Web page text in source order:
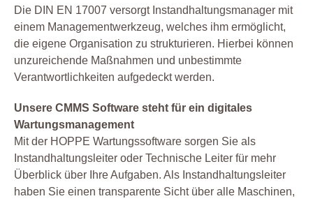
Die DIN EN 17007 versorgt Instandhaltungsmanager mit
einem Managementwerkzeug, welches ihm ermöglicht,
die eigene Organisation zu strukturieren. Hierbei können
unzureichende Maßnahmen und unbestimmte
Verantwortlichkeiten aufgedeckt werden.
Unsere CMMS Software steht für ein digitales
Wartungsmanagement
Mit der HOPPE Wartungssoftware sorgen Sie als
Instandhaltungsleiter oder Technische Leiter für mehr
Überblick über Ihre Aufgaben. Als Instandhaltungsleiter
haben Sie einen transparente Sicht über alle Maschinen,